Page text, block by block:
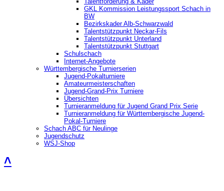
GKL Kommission Leistungssport Schach in
BW
Bezirkskader Alb-Schwarzwald
Talentstützpunkt Neckar-Fils
Talentstützpunkt Unterland
Talentstützpunkt Stuttgart
Schulschach
Internet-Angebote
Württembergische Turnierserien
Jugend-Pokalturniere
Amateurmeisterschaften
Jugend-Grand-Prix Turniere
Übersichten
Turnieranmeldung für Jugend Grand Prix Serie
Turnieranmeldung für Württembergische Jugend-
Pokal-Turniere
Schach ABC für Neulinge
Jugendschutz
WSJ-Shop
˄